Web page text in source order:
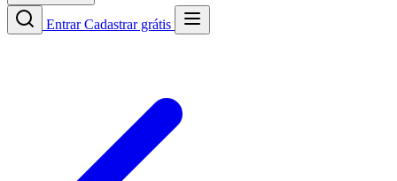
EntrarCadastrar grátis